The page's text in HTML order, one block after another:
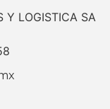
Y LOGISTICA SA